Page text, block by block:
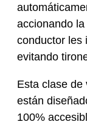
accionando
conductor les
evitando
Esta clase de
están
100%